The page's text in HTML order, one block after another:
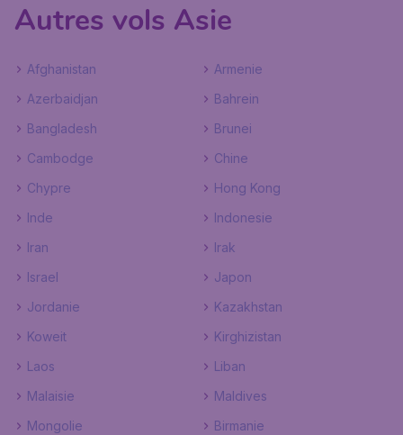
Autres vols Asie
Afghanistan
Armenie
Azerbaidjan
Bahrein
Bangladesh
Brunei
Cambodge
Chine
Chypre
Hong Kong
Inde
Indonesie
Iran
Irak
Israel
Japon
Jordanie
Kazakhstan
Koweit
Kirghizistan
Laos
Liban
Malaisie
Maldives
Mongolie
Birmanie